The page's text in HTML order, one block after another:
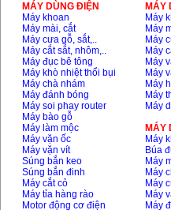
MÁY DÙNG ĐIỆN
Máy khoan
Máy mài, cắt
Máy cưa gỗ, sắt,..
Máy cắt sắt, nhôm,..
Máy đục bê tông
Máy khò nhiệt thổi bụi
Máy chà nhám
Máy đánh bóng
Máy soi phay router
Máy bào gỗ
Máy làm mộc
Máy vặn ốc
Máy vặn vít
Súng bắn keo
Súng bắn đinh
Máy cắt cỏ
Máy tỉa hàng rào
Motor động cơ điện
MÁY
Máy
Máy
Máy
Máy
Máy
Máy
Máy
Máy
Máy
MÁY
Máy
Búa
Máy
Máy
Máy
Máy
Máy